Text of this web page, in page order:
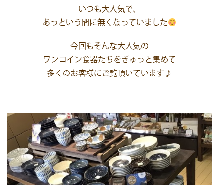
いつも大人気で、
あっという間に無くなっていました
今回もそんな大人気の
ワンコイン食器たちをぎゅっと集めて
多くのお客様にご覧頂いています♪